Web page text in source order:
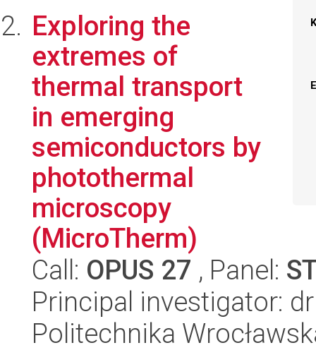
Exploring the
extremes of
thermal transport
in emerging
semiconductors by
photothermal
microscopy
(MicroTherm)
Call: OPUS 27 , Panel:
Principal investigator:
Politechnika